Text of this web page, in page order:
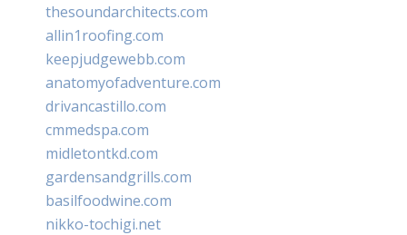
thesoundarchitects.com
allin1roofing.com
keepjudgewebb.com
anatomyofadventure.com
drivancastillo.com
cmmedspa.com
midletontkd.com
gardensandgrills.com
basilfoodwine.com
nikko-tochigi.net